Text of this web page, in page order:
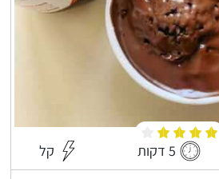
5 דקות קל